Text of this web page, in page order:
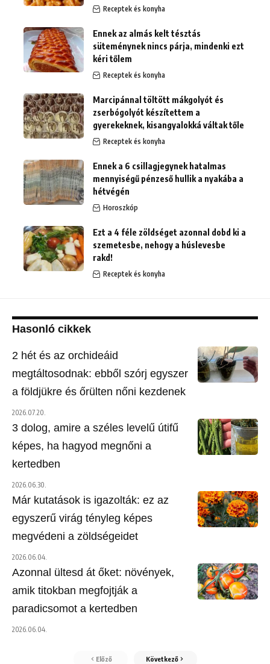
Receptek és konyha
Ennek az almás kelt tésztás
süteménynek nincs párja, mindenki ezt
kéri tőlem
Receptek és konyha
Marcipánnal töltött mákgolyót és
zserbógolyót készítettem a
gyerekeknek, kisangyalokká váltak tőle
Receptek és konyha
Ennek a 6 csillagjegynek hatalmas
mennyiségű pénzeső hullik a nyakába a
hétvégén
Horoszkóp
Ezt a 4 féle zöldséget azonnal dobd ki a
szemetesbe, nehogy a húslevesbe
rakd!
Receptek és konyha
Hasonló cikkek
2 hét és az orchideáid
megtáltosodnak: ebből szórj egyszer
a földjükre és őrülten nőni kezdenek
2026.07.20.
3 dolog, amire a széles levelű útifű
képes, ha hagyod megnőni a
kertedben
2026.06.30.
Már kutatások is igazolták: ez az
egyszerű virág tényleg képes
megvédeni a zöldségeidet
2026.06.04.
Azonnal ültesd át őket: növények,
amik titokban megfojtják a
paradicsomot a kertedben
2026.06.04.
Előző Következő